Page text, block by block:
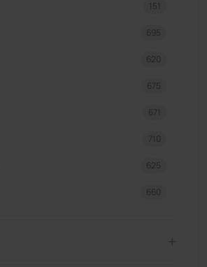
151
695
620
675
671
710
625
660